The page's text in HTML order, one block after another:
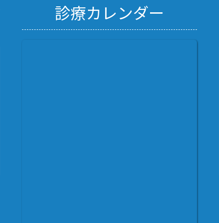
診療カレンダー